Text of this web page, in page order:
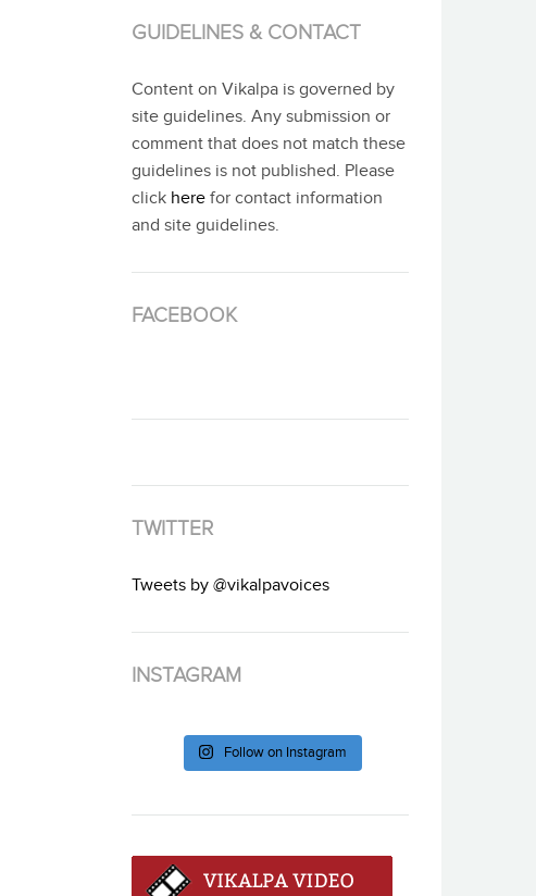
GUIDELINES & CONTACT
Content on Vikalpa is governed by
site guidelines. Any submission or
comment that does not match these
guidelines is not published. Please
click here for contact information
and site guidelines.
FACEBOOK
TWITTER
Tweets by @vikalpavoices
INSTAGRAM
Follow on Instagram